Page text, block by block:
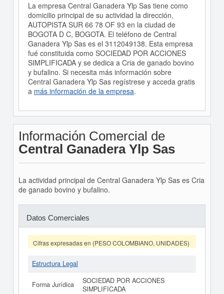
La empresa Central Ganadera Ylp Sas tiene como
domicilio principal de su actividad la dirección,
AUTOPISTA SUR 66 78 OF 93 en la ciudad de
BOGOTA D C, BOGOTA. El teléfono de Central
Ganadera Ylp Sas es el 3112049138. Esta empresa
fué constituida como SOCIEDAD POR ACCIONES
SIMPLIFICADA y se dedica a Cria de ganado bovino
y bufalino. Si necesita más información sobre
Central Ganadera Ylp Sas regístrese y acceda gratis
a más información de la empresa.
Información Comercial de
Central Ganadera Ylp Sas
La actividad principal de Central Ganadera Ylp Sas es Cria
de ganado bovino y bufalino.
Datos Comerciales
Cifras expresadas en (PESO COLOMBIANO, UNIDADES)
Estructura Legal
Forma Jurídica
SOCIEDAD POR ACCIONES
SIMPLIFICADA